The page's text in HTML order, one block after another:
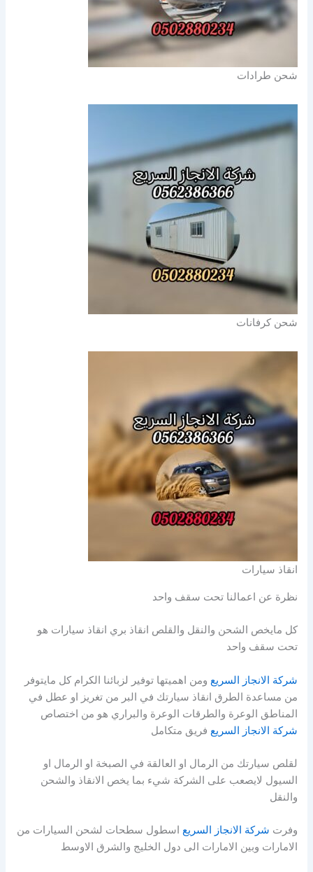
شحن طرادات
شحن كرفانات
انقاذ سيارات
نظرة عن اعمالنا تحت سقف واحد
كل مايخص الشحن والنقل والقلص انقاذ بري انقاذ سيارات هو
تحت سقف واحد
شركة الانجاز السريع ومن اهميتها توفير لزبائنا الكرام كل مايتوفر
من مساعدة الطرق انقاذ سيارتك في البر من تغريز او عطل في
المناطق الوعرة والطرقات الوعرة والبراري هو من اختصاص
شركة الانجاز السريع فريق متكامل
لقلص سيارتك من الرمال او العالقة في الصبخة او الرمال او
السيول لايصعب على الشركة شيء بما يخص الانقاذ والشحن
والنقل
وفرت شركة الانجاز السريع اسطول سطحات لشحن السيارات من
الامارات وبين الامارات الى دول الخليج والشرق الاوسط